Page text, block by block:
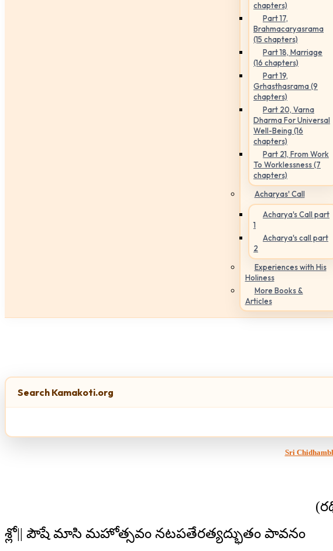
chapters)
Part 17,
Brahmacaryasrama
(15 chapters)
Part 18, Marriage
(16 chapters)
Part 19,
Grhasthasrama (9
chapters)
Part 20, Varna
Dharma For Universal
Well-Being (16
chapters)
Part 21, From Work
To Worklessness (7
chapters)
Acharyas' Call
Acharya's Call part
1
Acharya's call part
2
Experiences with His
Holiness
More Books &
Articles
Search Kamakoti.org
Sri
శ్లో|| పౌషే మాసి మహోత్సవం నటపతేరత్యద్భుతం పావనం